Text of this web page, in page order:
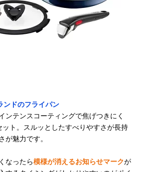
ンドのフライパン
ンテンスコーティングで焦げつきにく
ト。スルッとしたすべりやすさが長持
が魅力です。
なったら模様が消えるお知らせマークが